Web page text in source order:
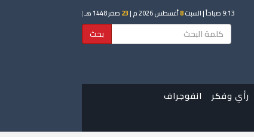
9:13 صباحاً | السبت8أغسطس 2026 م | 23 صفر 1448 هـ |
بحث
رأي وفكر
انفوجراف